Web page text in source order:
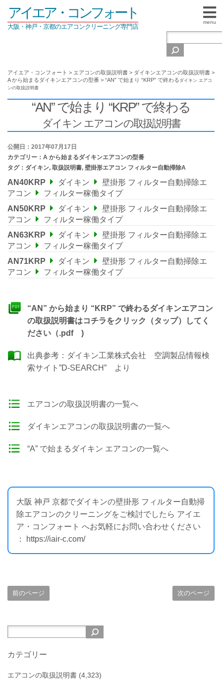
menu
アイエア・コンフォート
大阪・神戸・京都のエアコンクリーニング専門店
アイエア・コンフォート > エアコンの取扱説明書 > ダイキンエアコンの取扱説明書 >
A から始まるダイキンエアコンの型番 > “AN” で始まり “KRP” で終わる ダイキン エアコ
ンの取扱説明書
“AN” で始まり “KRP” で終わる
ダイキン エアコンの取扱説明書
公開日：2017年07月17日
カテゴリー： A から始まるダイキンエアコンの型番
タグ： ダイキン, 取扱説明書, 壁掛形エアコン フィルター自動掃除A
AN40KRP ダイキン
壁掛形 フィルター自動掃除エ
アコン
フィルター稼働タイプ
AN50KRP
ダイキン
壁掛形 フィルター自動掃除エ
アコン
フィルター稼働タイプ
AN63KRP
ダイキン
壁掛形 フィルター自動掃除エ
アコン
フィルター稼働タイプ
AN71KRP
ダイキン
壁掛形 フィルター自動掃除エ
アコン
フィルター稼働タイプ
“AN” から始まり “KRP” で終わるダイキンエアコン
の取扱説明書はコチラをクリック（タップ）してく
ださい（.pdf )
出典参考： ダイキン工業株式会社 空調製品情報検
索サイト”D-SEARCH” より
エアコンの取扱説明書の一覧へ
ダイキンエアコンの取扱説明書の一覧へ
“A” で始まるダイキン エアコンの一覧へ
大阪 神戸 京都でダイキンの壁掛形 フィルター自動掃
除エアコンのクリーニングをご検討でしたら アイエ
ア・コンフォート へお気軽にお問い合わせください
： https://iair-c.com/
前のページ 次のページ
カテゴリー
エアコンの取扱説明書 (4,323)